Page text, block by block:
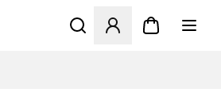
Åbner en Modal til at